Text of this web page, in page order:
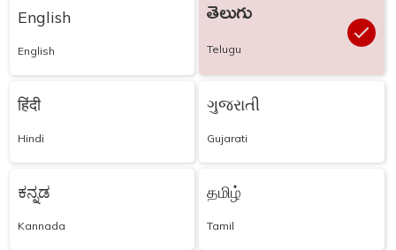
English
English
తెలుగు
Telugu
हिंदी
Hindi
ગુજરાતી
Gujarati
ಕನ್ನಡ
Kannada
தமிழ்
Tamil